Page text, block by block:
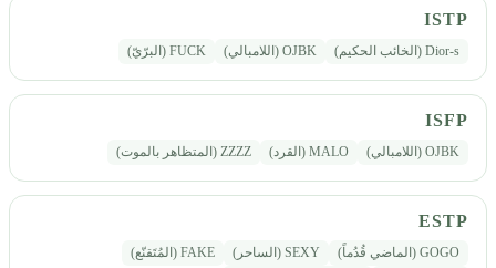
ISTP
Dior-s (الخائب الحكيم) OJBK (اللامبالي) FUCK (البرّيّ)
ISFP
OJBK (اللامبالي) MALO (القرد) ZZZZ (المتظاهر بالموت)
ESTP
GOGO (الماضي قُدُماً) SEXY (الساحر)
FAKE (المُتَقنّع)